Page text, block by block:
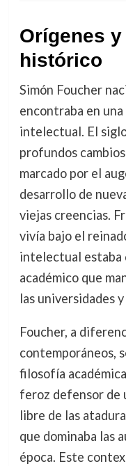
Orígenes
histórico
Simón Foucher
encontraba en
intelectual. El
profundos
marcado por el
desarrollo de
viejas creencias.
vivía bajo el
intelectual estaba
académico que
las universidades
Foucher, a
contemporáneos,
filosofía
feroz defensor de
libre de las
que dominaba las
época. Este